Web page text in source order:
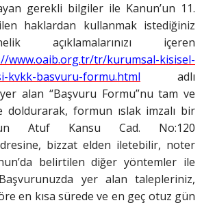
gerekli bilgiler ile Kanun’un 11.
haklardan kullanmak istediğiniz
açıklamalarınızı içeren
www.oaib.org.tr/tr/kurumsal-kisisel-
kvkk-basvuru-formu.html adlı
alan “Başvuru Formu”nu tam ve
doldurarak, formun ıslak imzalı bir
Atuf Kansu Cad. No:120
bizzat elden iletebilir, noter
belirtilen diğer yöntemler ile
yer alan talepleriniz,
en kısa sürede ve en geç otuz gün